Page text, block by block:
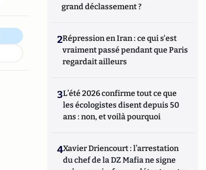
grand déclassement ?
2Répression en Iran : ce qui s'est
vraiment passé pendant que Paris
regardait ailleurs
3L’été 2026 confirme tout ce que
les écologistes disent depuis 50
ans : non, et voilà pourquoi
4Xavier Driencourt : l’arrestation
du chef de la DZ Mafia ne signe